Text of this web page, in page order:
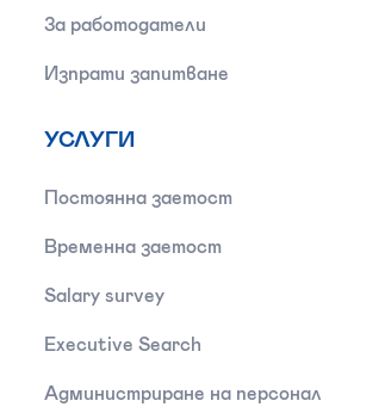
За работодатели
Изпрати запитване
УСЛУГИ
Постоянна заетост
Временна заетост
Salary survey
Executive Search
Администриране на персонал